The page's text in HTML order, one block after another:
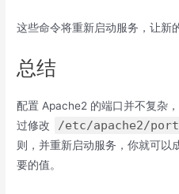
这些命令将重新启动服务，让新
总结
配置 Apache2 的端口并不复杂
过修改
/etc/apache2/
则，并重新启动服务，你就可以
要的值。